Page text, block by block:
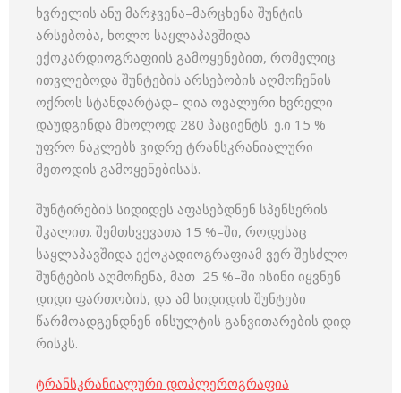
ხვრელის ანუ მარჯვენა–მარცხენა შუნტის
არსებობა, ხოლო საყლაპავშიდა
ექოკარდიოგრაფიის გამოყენებით, რომელიც
ითვლებოდა შუნტების არსებობის აღმოჩენის
ოქროს სტანდარტად– ღია ოვალური ხვრელი
დაუდგინდა მხოლოდ 280 პაციენტს. ე.ი 15 %
უფრო ნაკლებს ვიდრე ტრანსკრანიალური
მეთოდის გამოყენებისას.
შუნტირების სიდიდეს აფასებდნენ სპენსერის
შკალით. შემთხვევათა 15 %–ში, როდესაც
საყლაპავშიდა ექოკადიოგრაფიამ ვერ შესძლო
შუნტების აღმოჩენა, მათ 25 %–ში ისინი იყვნენ
დიდი ფართობის, და ამ სიდიდის შუნტები
წარმოადგენდნენ ინსულტის განვითარების დიდ
რისკს.
ტრანსკრანიალური დოპლეროგრაფია